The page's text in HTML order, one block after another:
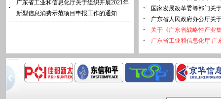
广东省工业和信息化厅关于组织开展2021年
新型信息消费示范项目申报工作的通知
关于《广东省战略性产业